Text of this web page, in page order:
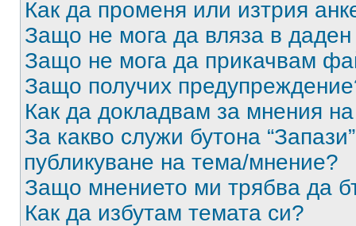
Как да променя или изтрия
Защо не мога да вляза в
Защо не мога да прикачвам
Защо получих
Как да докладвам за мнения
За какво служи бутона
публикуване на тема/мнение?
Защо мнението ми трябва да
Как да избутам темата си?